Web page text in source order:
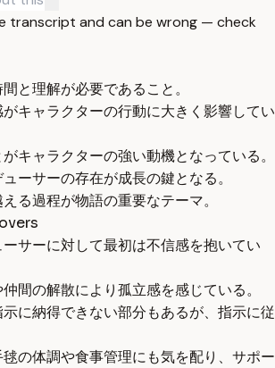
transcript and can be wrong — check
と理解が必要であること。
キャラクターの行動に大きく影響してい
キャラクターの強い動機となっている。
ーサーの存在が成長の鍵となる。
る過程が物語の重要なテーマ。
サーに対して最初は不信感を抱いてい
間の解散により孤立感を感じている。
に納得できない部分もあるが、指示に従
の体調や食事管理にも気を配り、サポー